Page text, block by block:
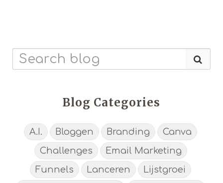
Blog Categories
A.I. Bloggen Branding
Canva
Challenges
Email Marketing
Funnels
Lanceren
Lijstgroei